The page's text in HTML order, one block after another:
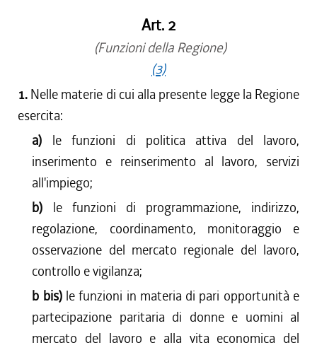
Art. 2
(Funzioni della Regione)
(3)
1. Nelle materie di cui alla presente legge la Regione
esercita:
a) le funzioni di politica attiva del lavoro,
inserimento e reinserimento al lavoro, servizi
all'impiego;
b) le funzioni di programmazione, indirizzo,
regolazione, coordinamento, monitoraggio e
osservazione del mercato regionale del lavoro,
controllo e vigilanza;
b bis) le funzioni in materia di pari opportunità e
partecipazione paritaria di donne e uomini al
mercato del lavoro e alla vita economica del